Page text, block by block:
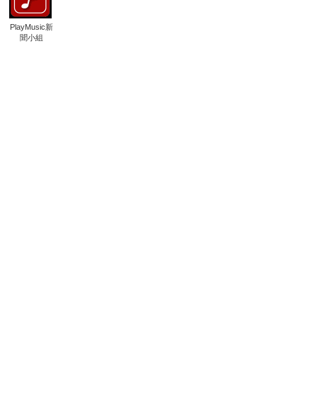
PlayMusic新
聞小組